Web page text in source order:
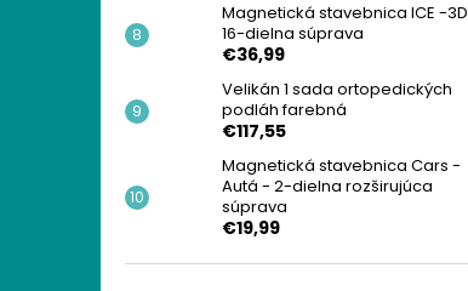
Magnetická stavebnica ICE -3D
16-dielna súprava
€36,99
Velikán 1 sada ortopedických
podláh farebná
€117,55
Magnetická stavebnica Cars -
Autá - 2-dielna rozširujúca
súprava
€19,99